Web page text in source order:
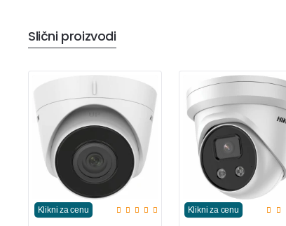
Slični proizvodi
Klikni za cenu Klikni za cenu